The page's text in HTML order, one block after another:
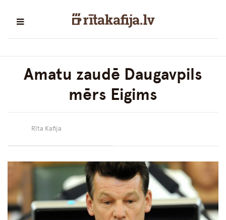
Amatu zaudē Daugavpils
mērs Eigims
Rīta Kafija